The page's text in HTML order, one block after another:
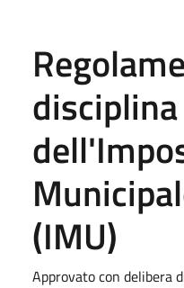
disciplina
(IMU)
Approvato con delibera